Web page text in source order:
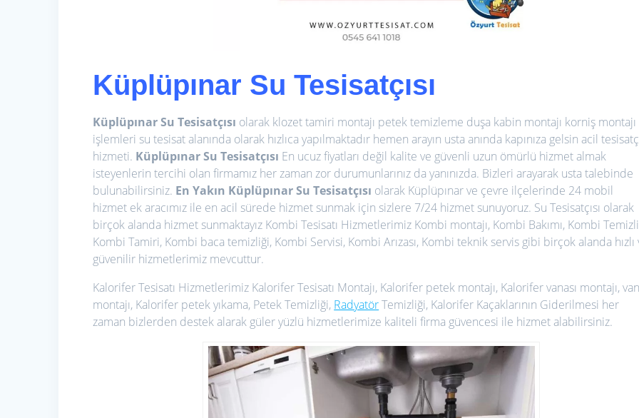
Küplüpınar Su Tesisatçısı
Küplüpınar Su Tesisatçısı olarak klozet tamiri montajı petek temizleme duşa kabin montajı korniş montajı
işlemleri su tesisat alanında olarak hızlıca yapılmaktadır hemen arayın usta anında kapınıza gelsin acil
hizmeti. Küplüpınar Su Tesisatçısı En ucuz fiyatları değil kalite ve güvenli uzun ömürlü hizmet almak
isteyenlerin tercihi olan firmamız her zaman zor durumunlarınız da yanınızda. Bizleri arayarak usta talebinde
bulunabilirsiniz. En Yakın Küplüpınar Su Tesisatçısı olarak Küplüpınar ve çevre ilçelerinde 24 mobil
hizmet ek aracımız ile en acil sürede hizmet sunmak için sizlere 7/24 hizmet sunuyoruz. Su Tesisatçısı olarak
birçok alanda hizmet sunmaktayız Kombi Tesisatı Hizmetlerimiz Kombi montajı, Kombi Bakımı, Kombi
Kombi Tamiri, Kombi baca temizliği, Kombi Servisi, Kombi Arızası, Kombi teknik servis gibi birçok alanda hızlı
güvenilir hizmetlerimiz mevcuttur.
Kalorifer Tesisatı Hizmetlerimiz Kalorifer Tesisatı Montajı, Kalorifer petek montajı, Kalorifer vanası montajı,
montajı, Kalorifer petek yıkama, Petek Temizliği, RadyatörTemizliği, Kalorifer Kaçaklarının Giderilmesi her
zaman bizlerden destek alarak güler yüzlü hizmetlerimize kaliteli firma güvencesi ile hizmet alabilirsiniz.